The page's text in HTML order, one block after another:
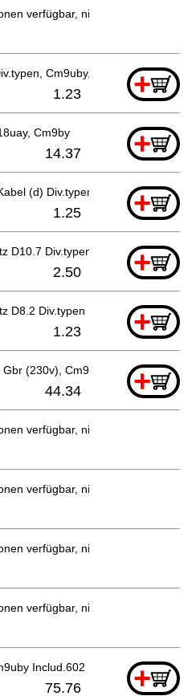
verfügbar, nicht bestellbar
Cm9uby, G23ss +
1.23
Cm9by +
14.37
(d) Div.typen, Cm9uby, G23ss
+
1.25
D10.7 Div.typen, Cm9by, H41mb, G
+
2.50
D8.2 Div.typen H41mb, G23ss
+
1.23
(230v), Cm9buby (cord Armor D
+
44.34
verfügbar, nicht bestellbar
verfügbar, nicht bestellbar
verfügbar, nicht bestellbar
verfügbar, nicht bestellbar
Includ.602 +
75.76